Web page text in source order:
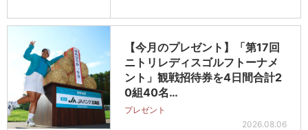
【今月のプレゼント】「第17回
ニトリレディスゴルフトーナメ
ント」観戦招待券を4日間合計2
0組40名…
プレゼント
2026.08.06